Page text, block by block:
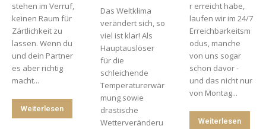
stehen im Verruf,
keinen Raum für
Zärtlichkeit zu
lassen. Wenn du
und dein Partner
es aber richtig
macht...
Weiterlesen
Das Weltklima
verändert sich, so
viel ist klar! Als
Hauptauslöser
für die
schleichende
Temperaturerwär
mung sowie
drastische
Wetterveränderu
r erreicht habe,
laufen wir im 24/7
Erreichbarkeitsm
odus, manche
von uns sogar
schon davor -
und das nicht nur
von Montag...
Weiterlesen